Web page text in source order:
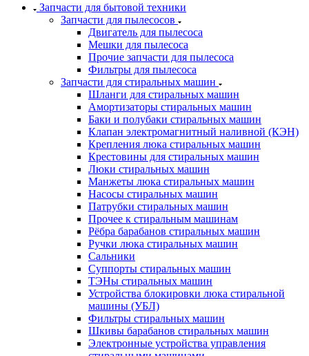
Запчасти для бытовой техники
Запчасти для пылесосов
Двигатель для пылесоса
Мешки для пылесоса
Прочие запчасти для пылесоса
Фильтры для пылесоса
Запчасти для стиральных машин
Шланги для стиральных машин
Амортизаторы стиральных машин
Баки и полубаки стиральных машин
Клапан электромагнитный наливной (КЭН)
Крепления люка стиральных машин
Крестовины для стиральных машин
Люки стиральных машин
Манжеты люка стиральных машин
Насосы стиральных машин
Патрубки стиральных машин
Прочее к стиральным машинам
Рёбра барабанов стиральных машин
Ручки люка стиральных машин
Сальники
Суппорты стиральных машин
ТЭНы стиральных машин
Устройства блокировки люка стиральной
машины (УБЛ)
Фильтры стиральных машин
Шкивы барабанов стиральных машин
Электронные устройства управления